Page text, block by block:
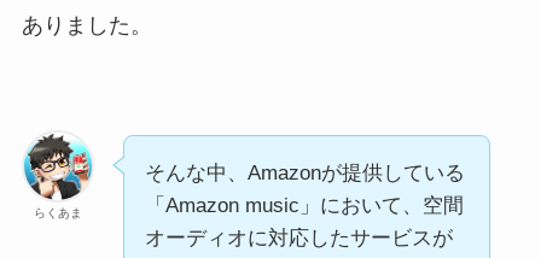
ありました。
らくあま
そんな中、Amazonが提供している
「Amazon music」において、空間
オーディオに対応したサービスが